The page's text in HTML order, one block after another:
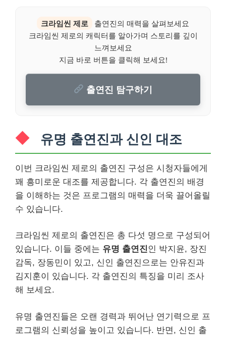
크라임씬 제로
출연진의 매력을 살펴보세요
크라임씬 제로의 캐릭터를 알아가며 스토리를 깊이
느껴보세요
지금 바로 버튼을 클릭해 보세요!
출연진 탐구하기
유명 출연진과 신인 대조
이번 크라임씬 제로의 출연진 구성은 시청자들에게
꽤 흥미로운 대조를 제공합니다. 각 출연진의 배경
을 이해하는 것은 프로그램의 매력을 더욱 끌어올릴
수 있습니다.
크라임씬 제로의 출연진은 총 다섯 명으로 구성되어
있습니다. 이들 중에는 유명 출연진 인 박지윤, 장진
감독, 장동민이 있고, 신인 출연진으로는 안유진과
김지훈이 있습니다. 각 출연진의 특징을 미리 조사
해 보세요.
유명 출연진들은 오랜 경력과 뛰어난 연기력으로 프
로그램의 신뢰성을 높이고 있습니다. 반면, 신인 출